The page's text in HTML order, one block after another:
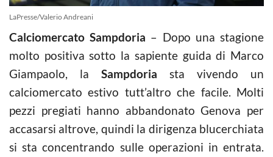
LaPresse/Valerio Andreani
Calciomercato Sampdoria – Dopo una stagione
molto positiva sotto la sapiente guida di Marco
Giampaolo, la Sampdoria sta vivendo un
calciomercato estivo tutt’altro che facile. Molti
pezzi pregiati hanno abbandonato Genova per
accasarsi altrove, quindi la dirigenza blucerchiata
si sta concentrando sulle operazioni in entrata.